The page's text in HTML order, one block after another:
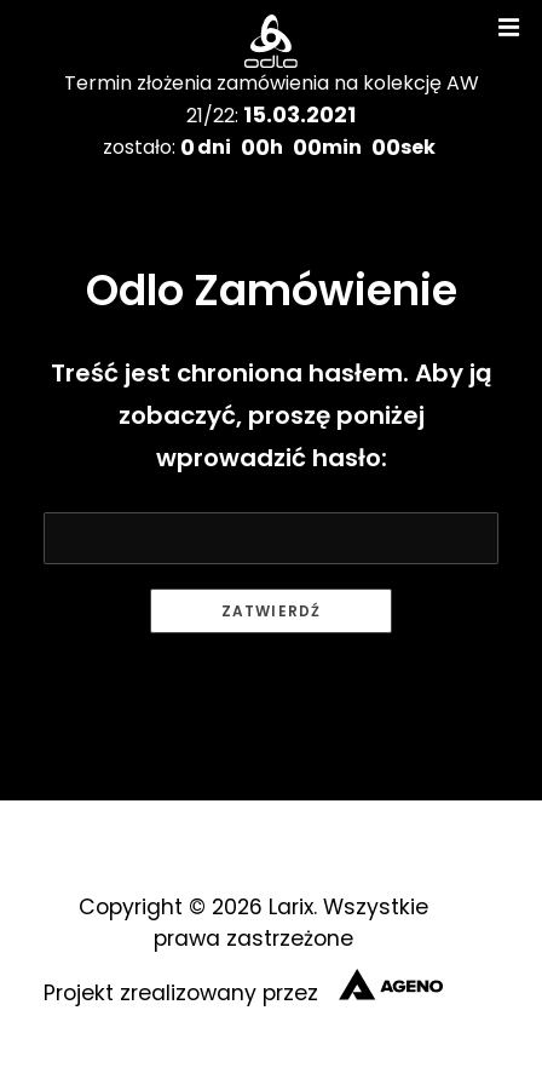
Termin złożenia zamówienia na kolekcję AW
21/22: 15.03.2021
zostało: 0dni 00h 00min 00sek
E-showroom
Zamówienie
Odlo Zamówienie
Treść jest chroniona hasłem. Aby ją
zobaczyć, proszę poniżej
wprowadzić hasło:
Copyright © 2026 Larix. Wszystkie
prawa zastrzeżone
Projekt zrealizowany przez